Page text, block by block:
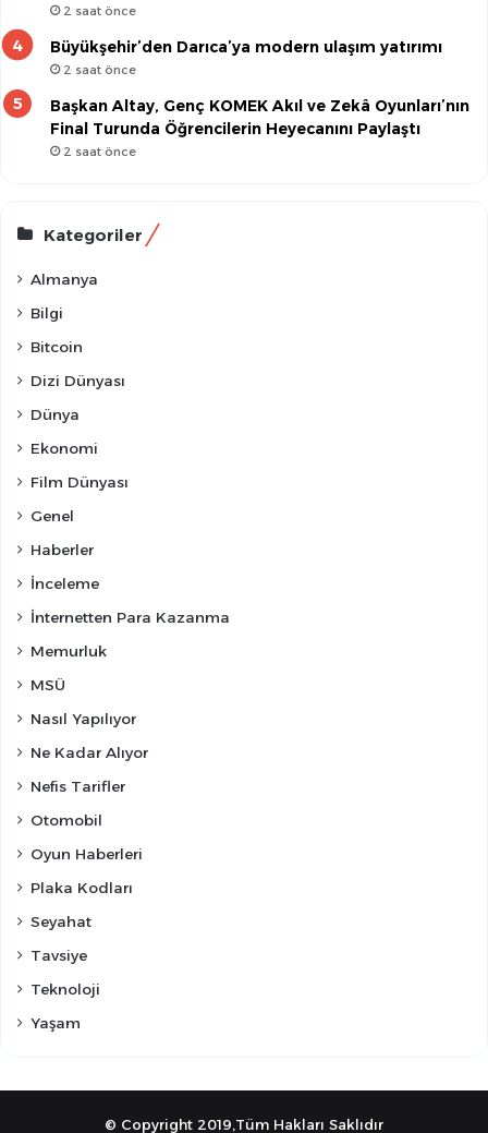
2 saat önce
Büyükşehir’den Darıca’ya modern ulaşım yatırımı
2 saat önce
Başkan Altay, Genç KOMEK Akıl ve Zekâ Oyunları’nın
Final Turunda Öğrencilerin Heyecanını Paylaştı
2 saat önce
Kategoriler
Almanya
Bilgi
Bitcoin
Dizi Dünyası
Dünya
Ekonomi
Film Dünyası
Genel
Haberler
İnceleme
İnternetten Para Kazanma
Memurluk
MSÜ
Nasıl Yapılıyor
Ne Kadar Alıyor
Nefis Tarifler
Otomobil
Oyun Haberleri
Plaka Kodları
Seyahat
Tavsiye
Teknoloji
Yaşam
© Copyright 2019,Tüm Hakları Saklıdır